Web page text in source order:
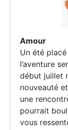
Amour
Un été
l’aventure
début juillet
nouveauté
une
pourrait
vous